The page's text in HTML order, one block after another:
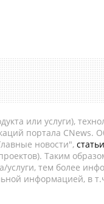
или услуги),
портала CNews.
новости", статьи
Таким
услуги, тем более
информацией, в